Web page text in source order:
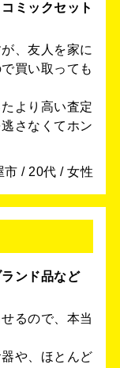
ミックセット
、友人を家に
買い取っても
より高い査定
さなくてホン
市 / 20代 / 女性
ンド品など
るので、本当
や、ほとんど